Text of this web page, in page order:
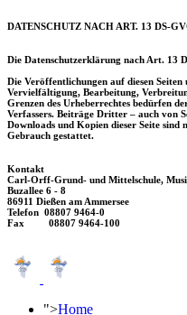
DATENSCHUTZ NACH ART. 13 DS-
Die Datenschutzerklärung nach Art. 13
Die Veröffentlichungen auf diesen
Vervielfältigung, Bearbeitung,
Grenzen des Urheberrechtes bedürfen
Verfassers. Beiträge Dritter – auch von
Downloads und Kopien dieser Seite
Gebrauch gestattet.
Kontakt
Carl-Orff-Grund- und Mittelschule,
Buzallee 6 - 8
86911 Dießen am Ammersee
Telefon 08807 9464-0
Fax 08807 9464-100
">Home